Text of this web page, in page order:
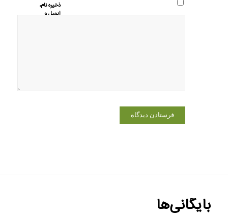
ذخیره نام،
ایمیل و
بایگانی‌ها